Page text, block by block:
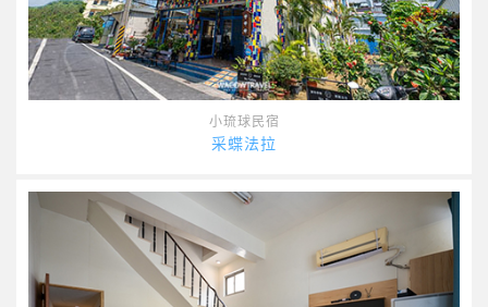
小琉球民宿
采蝶法拉